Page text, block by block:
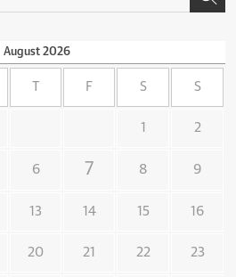
August 2026
F S S
1 2
6 7 8 9
13 14 15 16
20 21 22 23